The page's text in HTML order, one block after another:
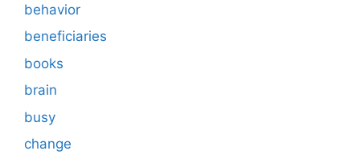
behavior
beneficiaries
books
brain
busy
change